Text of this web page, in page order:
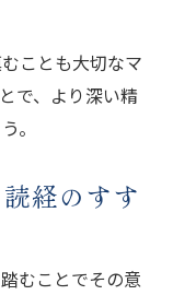
ことも大切なマ
で、より深い精
。
経のすす
むことでその意